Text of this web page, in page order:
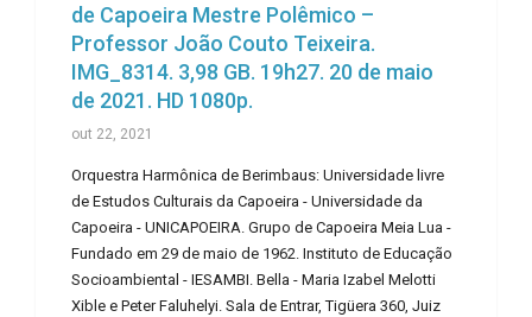
de Capoeira Mestre Polêmico –
Professor João Couto Teixeira.
IMG_8314. 3,98 GB. 19h27. 20 de maio
de 2021. HD 1080p.
out 22, 2021
Orquestra Harmônica de Berimbaus: Universidade livre
de Estudos Culturais da Capoeira - Universidade da
Capoeira - UNICAPOEIRA. Grupo de Capoeira Meia Lua -
Fundado em 29 de maio de 1962. Instituto de Educação
Socioambiental - IESAMBI. Bella - Maria Izabel Melotti
Xible e Peter Faluhelyi. Sala de Entrar, Tigüera 360, Juiz